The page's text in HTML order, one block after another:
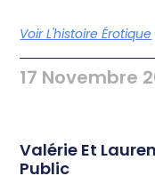
Voir L'histoire Érotique
17 Novembre
Valérie Et
Public